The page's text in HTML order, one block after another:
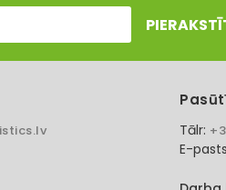
Tālr:
E-